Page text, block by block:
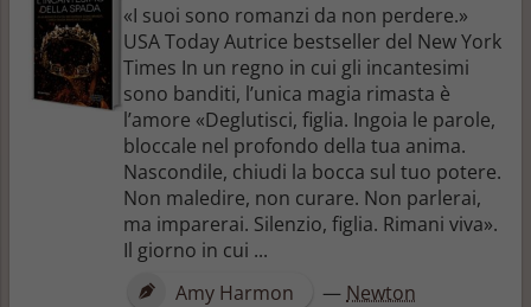
«I suoi sono romanzi da non perdere.»
USA Today Autrice bestseller del New York
Times In un regno in cui gli incantesimi
sono banditi, l’unica magia rimasta è
l’amore «Deglutisci, figlia. Ingoia le parole,
bloccale nel profondo della tua anima.
Nascondile, chiudi la bocca sul tuo potere.
Non maledire, non curare. Non parlerai,
ma imparerai. Silenzio, figlia. Rimani viva».
Il giorno in cui ...
Amy Harmon
— Newton